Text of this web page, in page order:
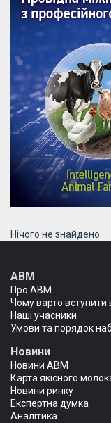
Нічого не знайдено.
АВМ
Про АВМ
Чому варто
Наші учасники
Умови та порядок
Новини
Новини АВМ
Карта якісного
Новини ринку
Експертна думка
Аналітика